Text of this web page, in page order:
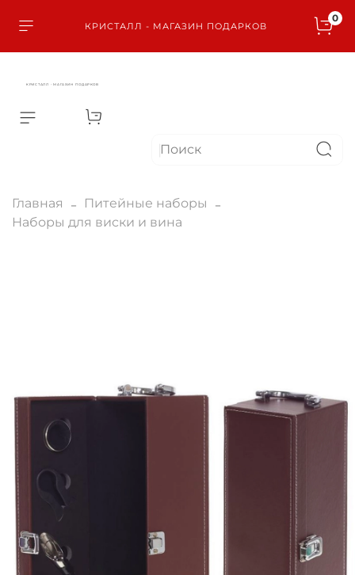
КРИСТАЛЛ - МАГАЗИН ПОДАРКОВ
0
КРИСТАЛЛ - МАГАЗИН ПОДАРКОВ
Главная
Питейные наборы
Наборы для виски и вина